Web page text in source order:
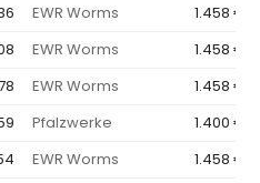
EWR Worms
1.458 €
EWR Worms
1.458 €
EWR Worms
1.458 €
Pfalzwerke
1.400 €
EWR Worms
1.458 €